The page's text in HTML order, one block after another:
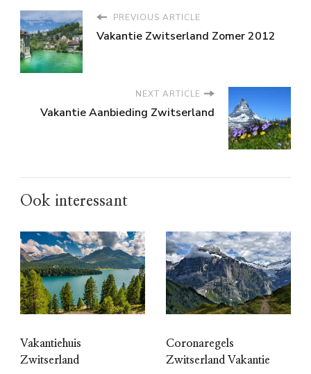
PREVIOUS ARTICLE
Vakantie Zwitserland Zomer 2012
NEXT ARTICLE
Vakantie Aanbieding Zwitserland
Ook interessant
Vakantiehuis
Zwitserland
Coronaregels
Zwitserland Vakantie